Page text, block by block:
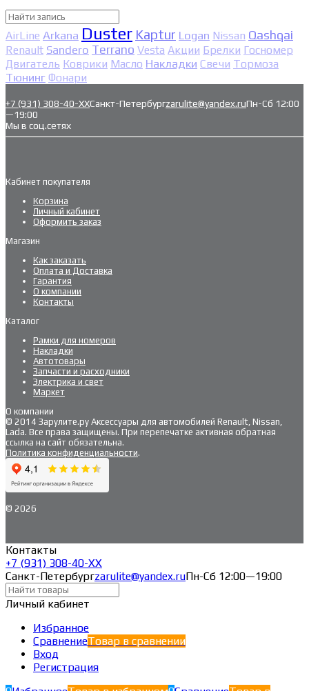
AirLine Arkana Duster Kaptur Logan Nissan Qashqai
Renault Sandero Terrano Vesta Акции Брелки Госномер
Двигатель Коврики Масло Накладки Свечи Тормоза
Тюнинг Фонари
+7 (931) 308-40-ХХСанкт-Петербургzarulite@yandex.ruПн-Сб 12:00
—19:00
Мы в соц.сетях
Кабинет покупателя
Корзина
Личный кабинет
Оформить заказ
Магазин
Как заказать
Оплата и Доставка
Гарантия
О компании
Контакты
Каталог
Рамки для номеров
Накладки
Автотовары
Запчасти и расходники
Электрика и свет
Маркет
О компании
© 2014 Зарулите.ру Аксессуары для автомобилей Renault, Nissan,
Lada. Все права защищены. При перепечатке активная обратная
ссылка на сайт обязательна.
Политика конфиденциальности.
© 2026
Контакты
+7 (931) 308-40-ХХ
Санкт-Петербургzarulite@yandex.ruПн-Сб 12:00—19:00
Личный кабинет
Избранное
СравнениеТовар в сравнении
Вход
Регистрация